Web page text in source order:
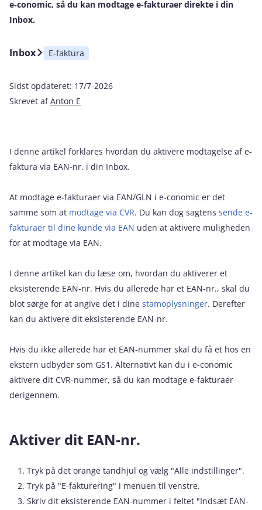
e‑conomic, så du kan modtage e-fakturaer direkte i din
Inbox.
Inbox E-faktura
Sidst opdateret: 17/7-2026
Skrevet afAnton E
I denne artikel forklares hvordan du aktivere modtagelse af e-
faktura via EAN-nr. i din Inbox.
At modtage e-fakturaer via EAN/GLN i e‑conomic er det
samme som at modtage via CVR. Du kan dog sagtens sende e-
fakturaer til dine kunde via EAN uden at aktivere muligheden
for at modtage via EAN.
I denne artikel kan du læse om, hvordan du aktiverer et
eksisterende EAN-nr. Hvis du allerede har et EAN-nr., skal du
blot sørge for at angive det i dine stamoplysninger. Derefter
kan du aktivere dit eksisterende EAN-nr.
Hvis du ikke allerede har et EAN-nummer skal du få et hos en
ekstern udbyder som GS1. Alternativt kan du i e‑conomic
aktivere dit CVR-nummer, så du kan modtage e-fakturaer
derigennem.
Aktiver dit EAN-nr.
Tryk på det orange tandhjul og vælg "Alle indstillinger".
Tryk på "E-fakturering" i menuen til venstre.
Skriv dit eksisterende EAN-nummer i feltet "Indsæt EAN-